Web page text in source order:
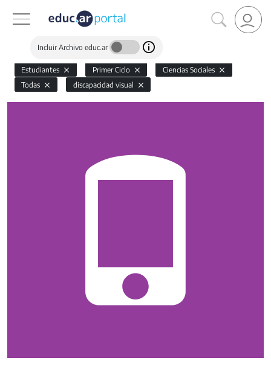
Incluir Archivo educ.ar
Estudiantes Primer Ciclo
Ciencias Sociales
Todas
discapacidad visual